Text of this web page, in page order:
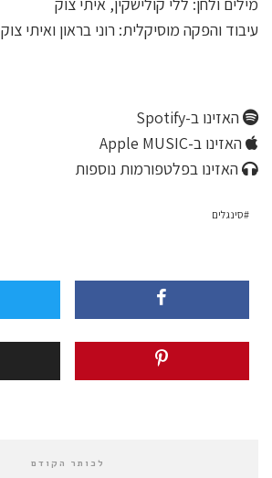
עיבוד והפקה מוסיקלית: רוני בראון ואיתי צוק
האזינו ב-Spotify
האזינו ב-Apple MUSIC
האזינו בפלטפורמות נוספות
סינגלים
לכותר הקודם